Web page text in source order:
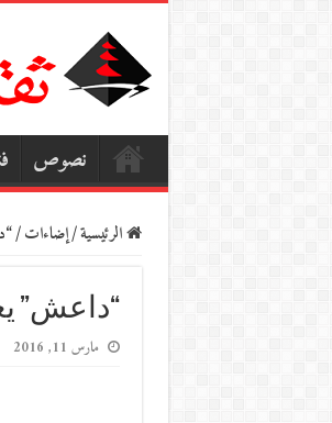
نصوص
الرئيسية/إضاءات/
“داعش”
مارس 11, 2016